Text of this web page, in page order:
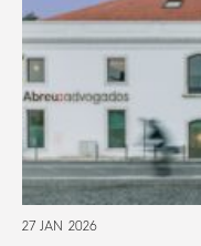
27 JAN 2026